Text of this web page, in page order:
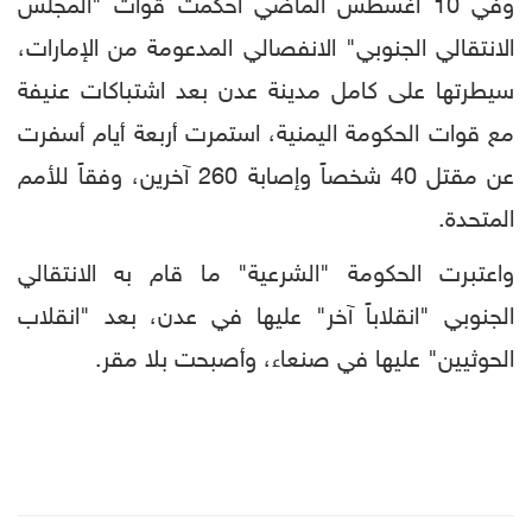
وفي 10 أغسطس الماضي أحكمت قوات "المجلس
الانتقالي الجنوبي" الانفصالي المدعومة من الإمارات،
سيطرتها على كامل مدينة عدن بعد اشتباكات عنيفة
مع قوات الحكومة اليمنية، استمرت أربعة أيام أسفرت
عن مقتل 40 شخصاً وإصابة 260 آخرين، وفقاً للأمم
المتحدة.
واعتبرت الحكومة "الشرعية" ما قام به الانتقالي
الجنوبي "انقلاباً آخر" عليها في عدن، بعد "انقلاب
الحوثيين" عليها في صنعاء، وأصبحت بلا مقر.